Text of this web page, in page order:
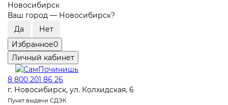
Новосибирск
Ваш город — Новосибирск?
Избранное0
Личный кабинет
8 800 201 86 26
г. Новосибирск, ул. Колхидская, 6
Пункт выдачи СДЭК